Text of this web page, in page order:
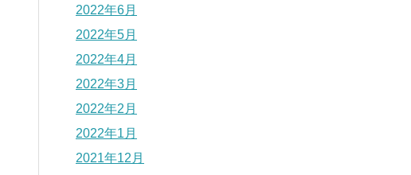
2022年6月
2022年5月
2022年4月
2022年3月
2022年2月
2022年1月
2021年12月